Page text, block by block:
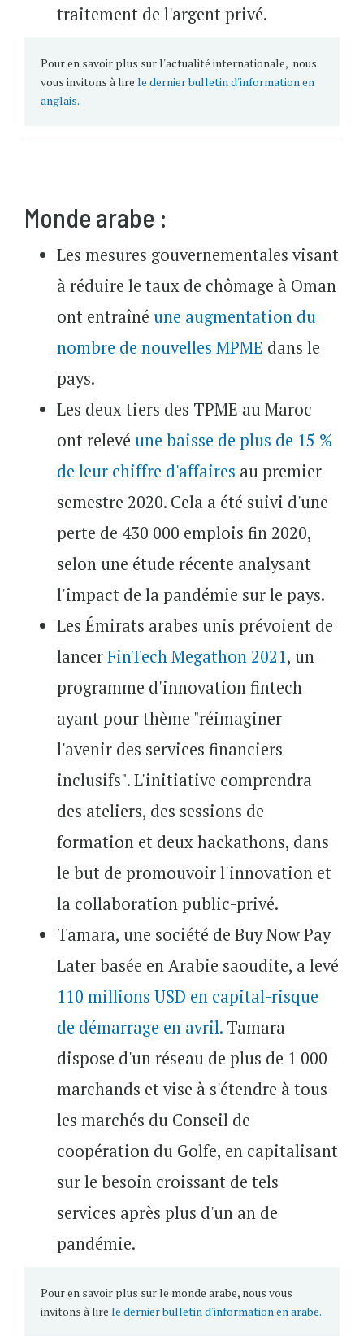
traitement de l'argent privé.
Pour en savoir plus sur l'actualité internationale, nous
vous invitons à lire le dernier bulletin d'information en
anglais.
Monde arabe :
Les mesures gouvernementales visant
à réduire le taux de chômage à Oman
ont entraîné une augmentation du
nombre de nouvelles MPME dans le
pays.
Les deux tiers des TPME au Maroc
ont relevé une baisse de plus de 15 %
de leur chiffre d'affaires au premier
semestre 2020. Cela a été suivi d'une
perte de 430 000 emplois fin 2020,
selon une étude récente analysant
l'impact de la pandémie sur le pays.
Les Émirats arabes unis prévoient de
lancerFinTech Megathon 2021, un
programme d'innovation fintech
ayant pour thème "réimaginer
l'avenir des services financiers
inclusifs". L'initiative comprendra
des ateliers, des sessions de
formation et deux hackathons, dans
le but de promouvoir l'innovation et
la collaboration public-privé.
Tamara, une société de Buy Now Pay
Later basée en Arabie saoudite, a levé
110 millions USD en capital-risque
de démarrage en avril. Tamara
dispose d'un réseau de plus de 1 000
marchands et vise à s'étendre à tous
les marchés du Conseil de
coopération du Golfe, en capitalisant
sur le besoin croissant de tels
services après plus d'un an de
pandémie.
Pour en savoir plus sur le monde arabe, nous vous
invitons à lire le dernier bulletin d'information en arabe.